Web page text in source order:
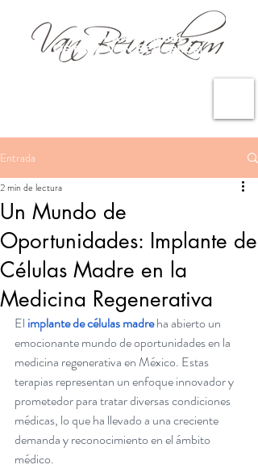
Entrada
Un Mundo de
Oportunidades: Implante de
Células Madre en la
Medicina Regenerativa
2 min de lectura
El implante de células madre ha abierto un
emocionante mundo de oportunidades en la
medicina regenerativa en México. Estas
terapias representan un enfoque innovador y
prometedor para tratar diversas condiciones
médicas, lo que ha llevado a una creciente
demanda y reconocimiento en el ámbito
médico.